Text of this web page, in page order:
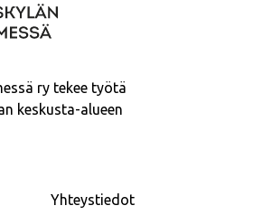
ry tekee työtä
keskusta-alueen
Yhteystiedot